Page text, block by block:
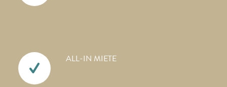
ALL-IN MIETE